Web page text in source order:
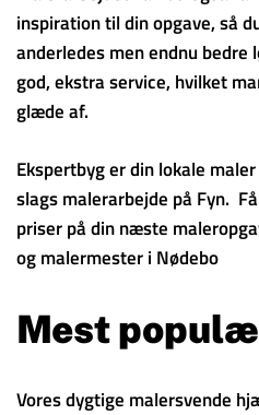
inspiration til din opgave, så
anderledes men endnu bedre
god, ekstra service, hvilket
glæde af.
Ekspertbyg er din lokale
slags malerarbejde på Fyn.
priser på din næste
og malermester i Nødebo
Mest
Vores dygtige malersvende